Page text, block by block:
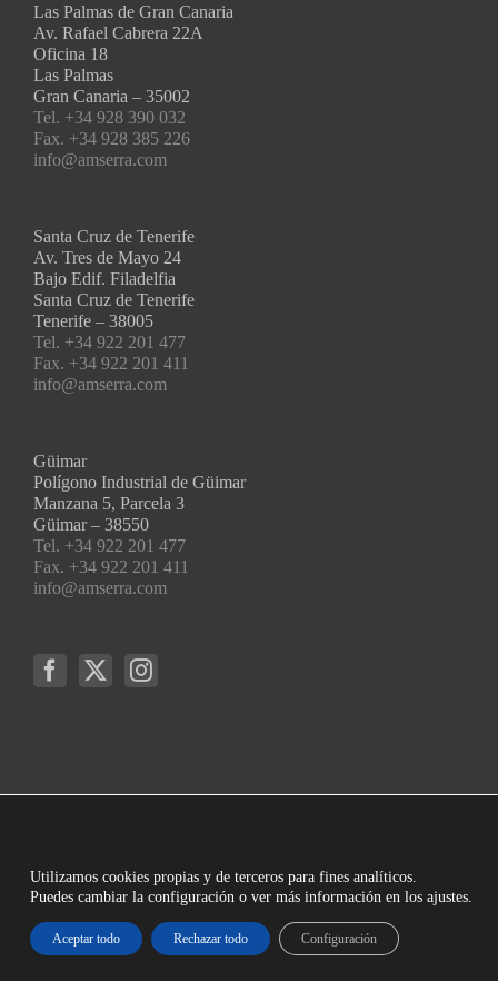
Las Palmas de Gran Canaria
Av. Rafael Cabrera 22A
Oficina 18
Las Palmas
Gran Canaria – 35002
Tel. +34 928 390 032
Fax. +34 928 385 226
info@amserra.com
Santa Cruz de Tenerife
Av. Tres de Mayo 24
Bajo Edif. Filadelfia
Santa Cruz de Tenerife
Tenerife – 38005
Tel. +34 922 201 477
Fax. +34 922 201 411
info@amserra.com
Güimar
Polígono Industrial de Güimar
Manzana 5, Parcela 3
Güimar – 38550
Tel. +34 922 201 477
Fax. +34 922 201 411
info@amserra.com
Utilizamos cookies propias y de terceros para fines analíticos.
Puedes cambiar la configuración o ver más información en los ajustes.
Aceptar todo Rechazar todo Configuración